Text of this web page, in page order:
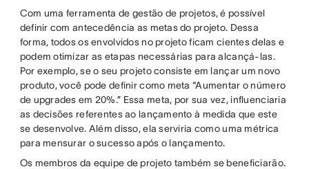
Com uma ferramenta de gestão de projetos, é possível
definir com antecedência as metas do projeto. Dessa
forma, todos os envolvidos no projeto ficam cientes delas e
podem otimizar as etapas necessárias para alcançá-las.
Por exemplo, se o seu projeto consiste em lançar um novo
produto, você pode definir como meta “Aumentar o número
de upgrades em 20%.” Essa meta, por sua vez, influenciaria
as decisões referentes ao lançamento à medida que este
se desenvolve. Além disso, ela serviria como uma métrica
para mensurar o sucesso após o lançamento.
Os membros da equipe de projeto também se beneficiarão.